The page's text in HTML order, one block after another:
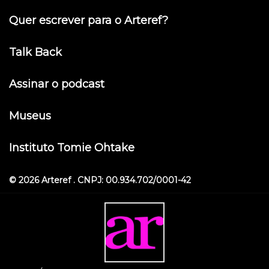
Quer escrever para o Arteref?
Talk Back
Assinar o podcast
Museus
Instituto Tomie Ohtake
© 2026 Arteref . CNPJ: 00.934.702/0001-42